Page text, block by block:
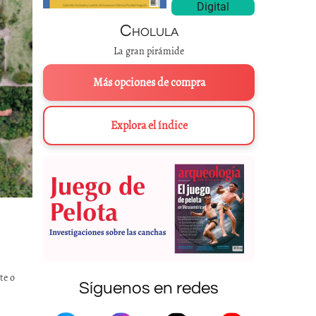
o
Digital
Cholula
La gran pirámide
Más opciones de compra
Explora el índice
Síguenos en redes